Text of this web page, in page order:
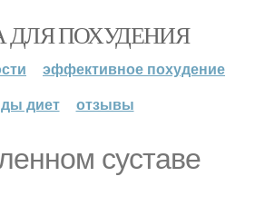
ДЛЯ ПОХУДЕНИЯ
эффективное похудение
диет
отзывы
суставе